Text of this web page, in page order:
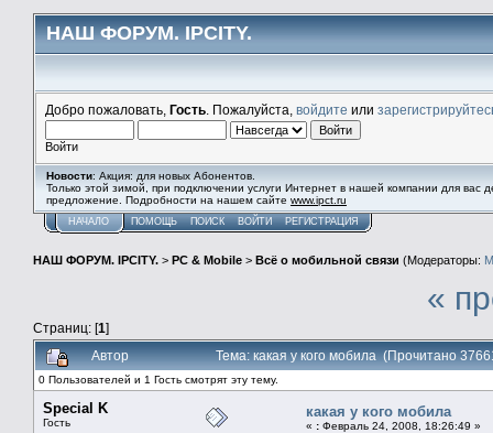
НАШ ФОРУМ. IPCITY.
Добро пожаловать, Гость . Пожалуйста, войдите или
Войти
Новости: Акция: для новых Абонентов.
Только этой зимой, при подключении услуги Интернет в нашей компании для вас
предложение. Подробности на нашем сайте www.ipct.ru
НАЧАЛО ПОМОЩЬ ПОИСК ВОЙТИ РЕГИСТРАЦИЯ
НАШ ФОРУМ. IPCITY. > PC & Mobile > Всё о мобильной связи (Модераторы:
Страниц: [1]
«
Автор Тема: какая у кого мобила (Прочитано
0 Пользователей и 1 Гость смотрят эту тему.
Special K
Гость
какая у кого мобила
« : Февраль 24, 2008, 18:26:49 »